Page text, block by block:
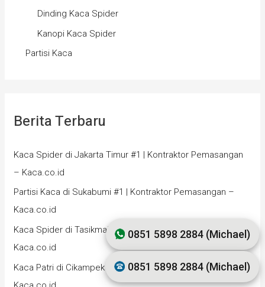
Dinding Kaca Spider
Kanopi Kaca Spider
Partisi Kaca
Berita Terbaru
Kaca Spider di Jakarta Timur #1 | Kontraktor Pemasangan
– Kaca.co.id
Partisi Kaca di Sukabumi #1 | Kontraktor Pemasangan –
Kaca.co.id
Kaca Spider di Tasikmalaya #1 | Kontraktor Pemasangan –
Kaca.co.id
Kaca Patri di Cikampek #1 | Kontraktor Pemasangan –
0851 5898 2884 (Michael)
0851 5898 2884 (Michael)